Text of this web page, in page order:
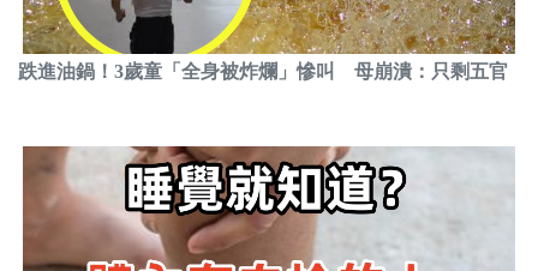
跌進油鍋！3歲童「全身被炸爛」慘叫 母崩潰：只剩五官